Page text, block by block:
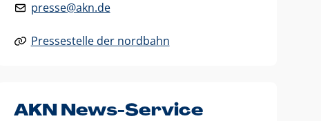
presse@akn.de
Pressestelle der nordbahn
AKN News-Service